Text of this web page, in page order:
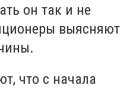
он так и не
выясняют
что с начала